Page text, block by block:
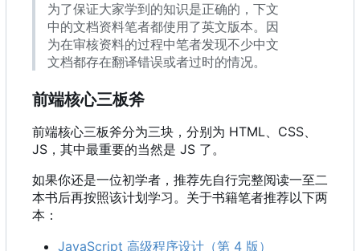
为了保证大家学到的知识是正确的，下文
中的文档资料笔者都使用了英文版本。因
为在审核资料的过程中笔者发现不少中文
文档都存在翻译错误或者过时的情况。
前端核心三板斧
前端核心三板斧分为三块，分别为 HTML、CSS、
JS ， 其中最重要的当然是 JS 了。
如果你还是一位初学者，推荐先自行完整阅读一至二
本书后再按照该计划学习。关于书籍笔者推荐以下两
本：
JavaScript 高级程序设计（第 4 版）